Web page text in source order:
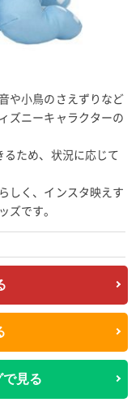
や小鳥のさえずりなど
ズニーキャラクターの
ため、状況に応じて
しく、インスタ映えす
ズです。
見る